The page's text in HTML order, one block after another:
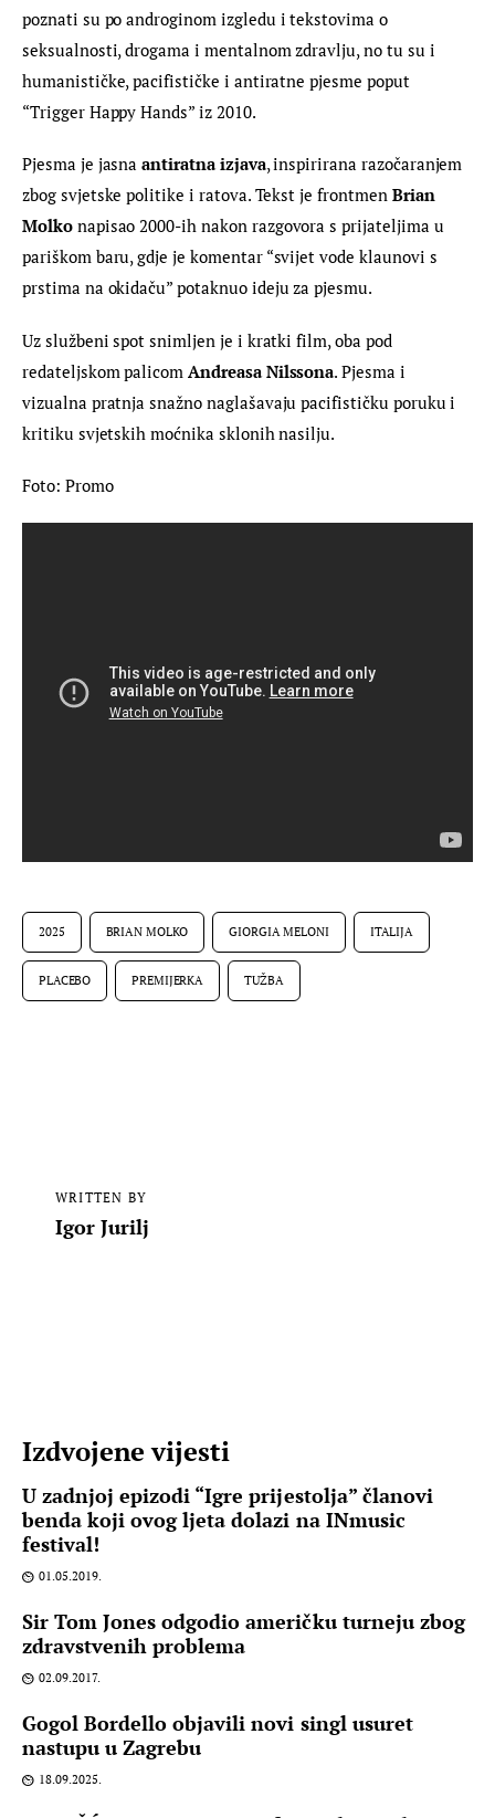
poznati su po androginom izgledu i tekstovima o
seksualnosti, drogama i mentalnom zdravlju, no tu su i
humanističke, pacifističke i antiratne pjesme poput
“Trigger Happy Hands” iz 2010.
Pjesma je jasna antiratna izjava, inspirirana razočaranjem
zbog svjetske politike i ratova. Tekst je frontmen Brian
Molko napisao 2000-ih nakon razgovora s prijateljima u
pariškom baru, gdje je komentar “svijet vode klaunovi s
prstima na okidaču” potaknuo ideju za pjesmu.
Uz službeni spot snimljen je i kratki film, oba pod
redateljskom palicom Andreasa Nilssona. Pjesma i
vizualna pratnja snažno naglašavaju pacifističku poruku i
kritiku svjetskih moćnika sklonih nasilju.
Foto: Promo
2025 BRIAN MOLKO GIORGIA MELONI ITALIJA
PLACEBO PREMIJERKA TUŽBA
WRITTEN BY
Igor Jurilj
Izdvojene vijesti
U zadnjoj epizodi “Igre prijestolja” članovi
benda koji ovog ljeta dolazi na INmusic
festival!
01.05.2019.
Sir Tom Jones odgodio američku turneju zbog
zdravstvenih problema
02.09.2017.
Gogol Bordello objavili novi singl usuret
nastupu u Zagrebu
18.09.2025.